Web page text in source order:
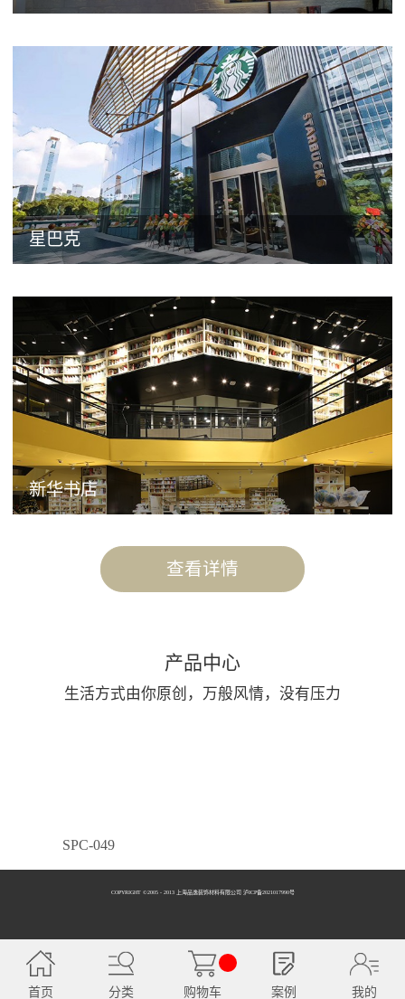
星巴克
新华书店
查看详情
产品中心
生活方式由你原创，万般风情，没有压力
SPC-049
SPC-050
COPYRIGHT ©2005 - 2013 上海品逸装饰材料有限公司 泸ICP备2021017990号
首页 分类 购物车 案例 我的